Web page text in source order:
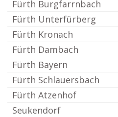
Fürth Burgfarrnbach
Fürth Unterfürberg
Fürth Kronach
Fürth Dambach
Fürth Bayern
Fürth Schlauersbach
Fürth Atzenhof
Seukendorf